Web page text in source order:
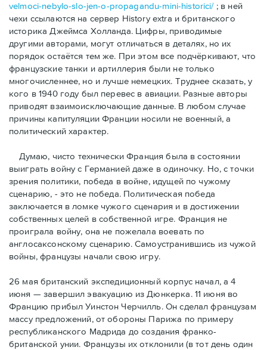
velmoci-nebylo-slo-jen-o-propagandu-mini-historici/; в ней
чехи ссылаются на сервер History extra и британского
историка Джеймса Холланда. Цифры, привoдимые
другими авторами, могут отличаться в деталях, но их
порядок остаётся тем же. При этом все подчёркивают, что
французские танки и артиллерия были не только
многочисленнее, но и лучше немецких. Труднее сказать, у
кого в 1940 году был перевес в авиации. Разные авторы
приводят взаимоисключающие данные. В любом случае
причины капитуляции Франции носили не военный, а
политический характер.
Думаю, чисто технически Франция была в состоянии
выиграть войну с Германией даже в одиночку. Но, с точки
зрения политики, победа в войне, идущей по чужому
сценарию, - это не победа. Политическая победа
заключается в ломке чужого сценария и в достижении
собственных целей в собственной игре. Франция не
проиграла войну, она не пожелала воевать по
англосаксонскому сценарию. Самоустранившись из чужой
войны, французы начали свою игру.
26 мая британский экспедиционный корпус начал, а 4
июня — завершил эвакуацию из Дюнкерка. 11 июня во
Францию прибыл Уинстон Черчилль. Он сделал французам
массу предложений, от обороны Парижа по примеру
республиканского Мадрида до создания франко-
британской унии. Французы их отклонили (в тот день один